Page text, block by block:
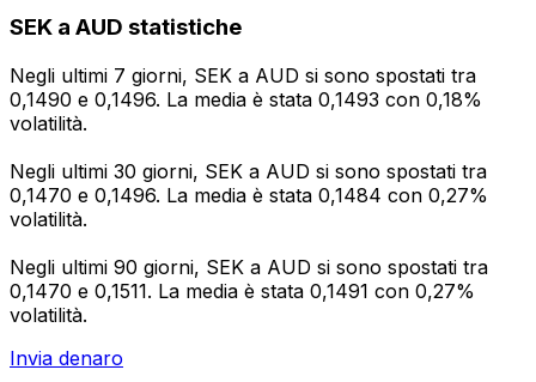
SEK a AUD statistiche
Negli ultimi 7 giorni, SEK a AUD si sono spostati tra
0,1490 e 0,1496. La media è stata 0,1493 con 0,18%
volatilità.
Negli ultimi 30 giorni, SEK a AUD si sono spostati tra
0,1470 e 0,1496. La media è stata 0,1484 con 0,27%
volatilità.
Negli ultimi 90 giorni, SEK a AUD si sono spostati tra
0,1470 e 0,1511. La media è stata 0,1491 con 0,27%
volatilità.
Invia denaro